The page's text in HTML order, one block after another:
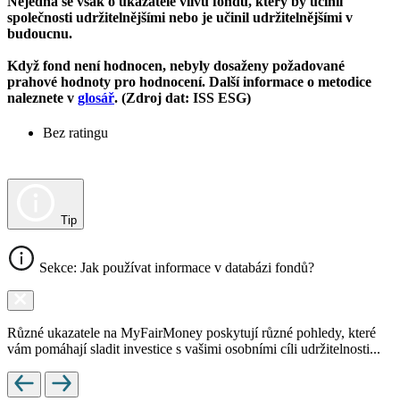
společnosti udržitelnějšími nebo je učinil udržitelnějšími v
budoucnu.
Když fond není hodnocen, nebyly dosaženy požadované
prahové hodnoty pro hodnocení. Další informace o metodice
naleznete v glosář. (Zdroj dat: ISS ESG)
Bez ratingu
Tip
Sekce: Jak používat informace v databázi fondů?
Různé ukazatele na MyFairMoney poskytují různé pohledy, které
vám pomáhají sladit investice s vašimi osobními cíli udržitelnosti...